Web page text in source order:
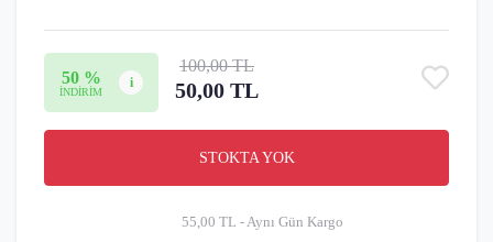
50 %
İNDİRİM
i
100,00 TL
50,00 TL
STOKTA YOK
55,00 TL - Aynı Gün Kargo